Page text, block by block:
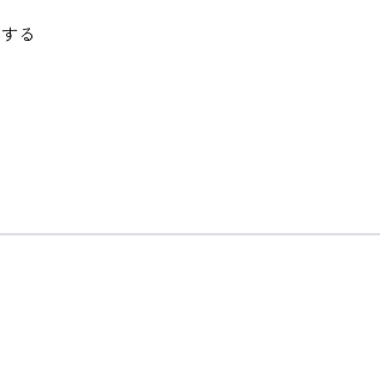
る